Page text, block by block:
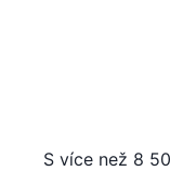
S více než 8